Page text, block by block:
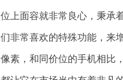
位上面容就非常良心，秉承
们非常喜欢的特殊功能，来
像素，和同价位的手机相比